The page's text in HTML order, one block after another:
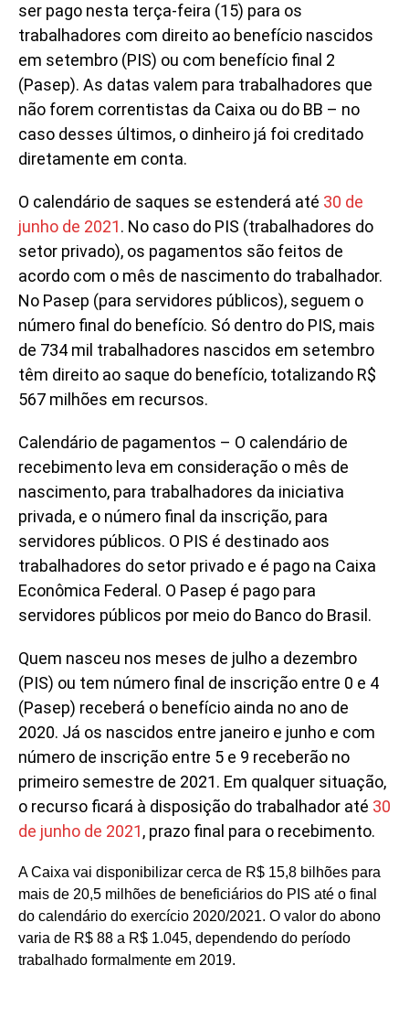
ser pago nesta terça-feira (15) para os
trabalhadores com direito ao benefício nascidos
em setembro (PIS) ou com benefício final 2
(Pasep). As datas valem para trabalhadores que
não forem correntistas da Caixa ou do BB – no
caso desses últimos, o dinheiro já foi creditado
diretamente em conta.
O calendário de saques se estenderá até 30 de
junho de 2021. No caso do PIS (trabalhadores do
setor privado), os pagamentos são feitos de
acordo com o mês de nascimento do trabalhador.
No Pasep (para servidores públicos), seguem o
número final do benefício. Só dentro do PIS, mais
de 734 mil trabalhadores nascidos em setembro
têm direito ao saque do benefício, totalizando R$
567 milhões em recursos.
Calendário de pagamentos – O calendário de
recebimento leva em consideração o mês de
nascimento, para trabalhadores da iniciativa
privada, e o número final da inscrição, para
servidores públicos. O PIS é destinado aos
trabalhadores do setor privado e é pago na Caixa
Econômica Federal. O Pasep é pago para
servidores públicos por meio do Banco do Brasil.
Quem nasceu nos meses de julho a dezembro
(PIS) ou tem número final de inscrição entre 0 e 4
(Pasep) receberá o benefício ainda no ano de
2020. Já os nascidos entre janeiro e junho e com
número de inscrição entre 5 e 9 receberão no
primeiro semestre de 2021. Em qualquer situação,
o recurso ficará à disposição do trabalhador até 30
de junho de 2021, prazo final para o recebimento.
A Caixa vai disponibilizar cerca de R$ 15,8 bilhões para
mais de 20,5 milhões de beneficiários do PIS até o final
do calendário do exercício 2020/2021. O valor do abono
varia de R$ 88 a R$ 1.045, dependendo do período
trabalhado formalmente em 2019.